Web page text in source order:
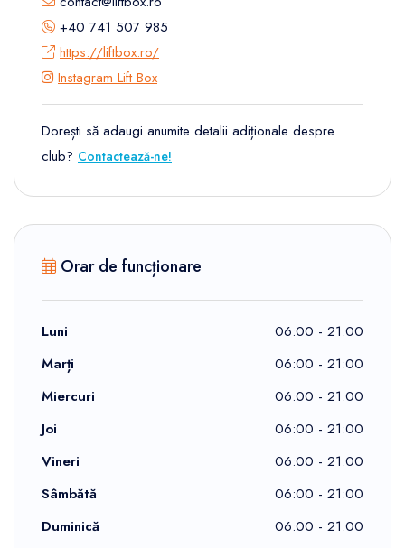
+40 741 507 985
https://liftbox.ro/
Instagram Lift Box
Dorești să adaugi anumite detalii adiționale despre
club? Contactează-ne!
Orar de funcționare
Luni
06:00 - 21:00
Marți
06:00 - 21:00
Miercuri
06:00 - 21:00
Joi
06:00 - 21:00
Vineri
06:00 - 21:00
Sâmbătă
06:00 - 21:00
Duminică
06:00 - 21:00